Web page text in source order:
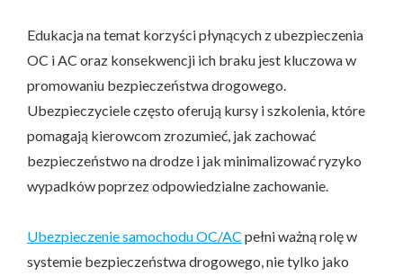
Edukacja na temat korzyści płynących z ubezpieczenia
OC i AC oraz konsekwencji ich braku jest kluczowa w
promowaniu bezpieczeństwa drogowego.
Ubezpieczyciele często oferują kursy i szkolenia, które
pomagają kierowcom zrozumieć, jak zachować
bezpieczeństwo na drodze i jak minimalizować ryzyko
wypadków poprzez odpowiedzialne zachowanie.
Ubezpieczenie samochodu OC/AC pełni ważną rolę w
systemie bezpieczeństwa drogowego, nie tylko jako